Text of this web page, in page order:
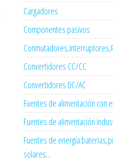
Cargadores
Componentes pasivos
Convertidores CC/CC
Convertidores DC/AC
Fuentes de alimentación con
Fuentes de alimentación
Fuentes de
solares...